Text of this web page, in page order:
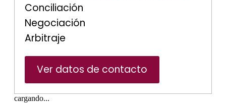
Conciliación
Negociación
Arbitraje
Ver datos de contacto
cargando...